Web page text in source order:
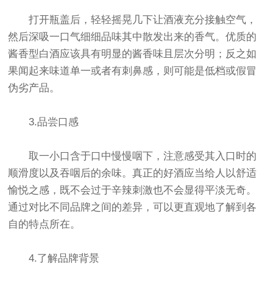
打开瓶盖后，轻轻摇晃几下让酒液充分接触空气，
然后深吸一口气细细品味其中散发出来的香气。优质的
酱香型白酒应该具有明显的酱香味且层次分明；反之如
果闻起来味道单一或者有刺鼻感，则可能是低档或假冒
伪劣产品。
3.品尝口感
取一小口含于口中慢慢咽下，注意感受其入口时的
顺滑度以及吞咽后的余味。真正的好酒应当给人以舒适
愉悦之感，既不会过于辛辣刺激也不会显得平淡无奇。
通过对比不同品牌之间的差异，可以更直观地了解到各
自的特点所在。
4.了解品牌背景